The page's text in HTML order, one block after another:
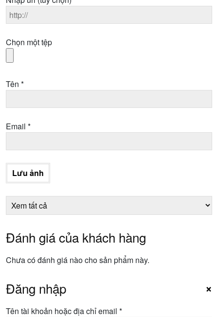
Chọn một tệp
Tên *
Email *
Lưu ảnh
Đánh giá của khách hàng
Chưa có đánh giá nào cho sản phẩm này.
×
Đăng nhập
Tên tài khoản hoặc địa chỉ email *Bắt